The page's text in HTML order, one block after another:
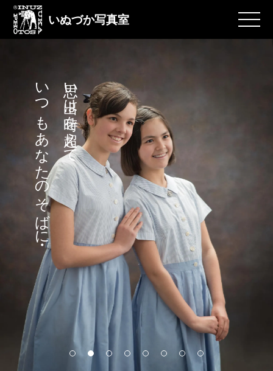
いぬづか写真室
思い出は時を超えて
いつもあなたのそばに・・